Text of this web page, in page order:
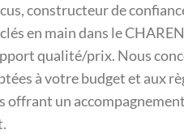
constructeur de
en main dans le
qualité/prix. Nous
à votre budget et aux
offrant un